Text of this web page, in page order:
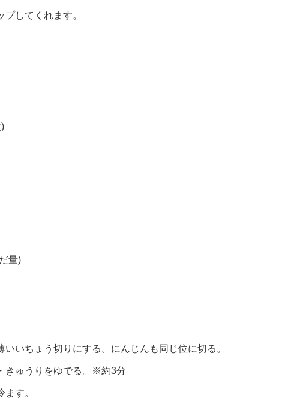
してくれます。
量)
いちょう切りにする。にんじんも同じ位に切る。
きゅうりをゆでる。※約3分
す。